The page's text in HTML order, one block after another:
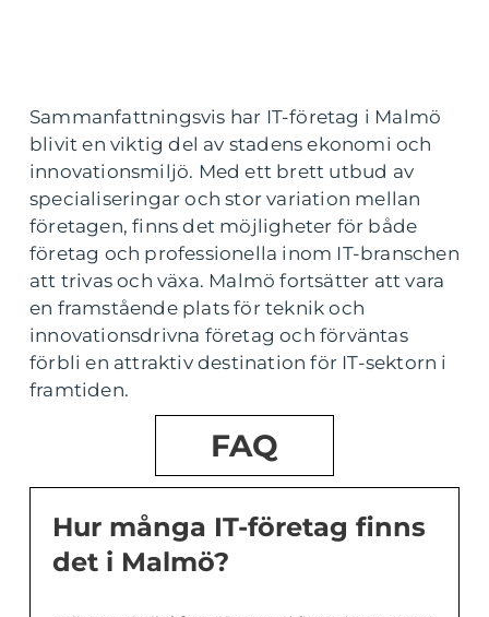
Sammanfattningsvis har IT-företag i Malmö
blivit en viktig del av stadens ekonomi och
innovationsmiljö. Med ett brett utbud av
specialiseringar och stor variation mellan
företagen, finns det möjligheter för både
företag och professionella inom IT-branschen
att trivas och växa. Malmö fortsätter att vara
en framstående plats för teknik och
innovationsdrivna företag och förväntas
förbli en attraktiv destination för IT-sektorn i
framtiden.
FAQ
Hur många IT-företag finns
det i Malmö?